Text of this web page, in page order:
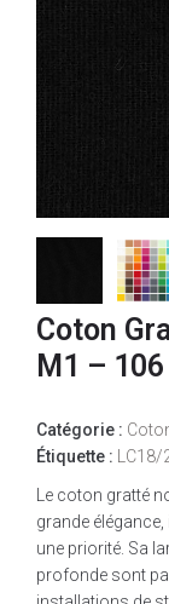
Coton
M1 –
Catégorie :
Étiquette :
Le coton gratté
grande
une priorité. Sa
profonde sont